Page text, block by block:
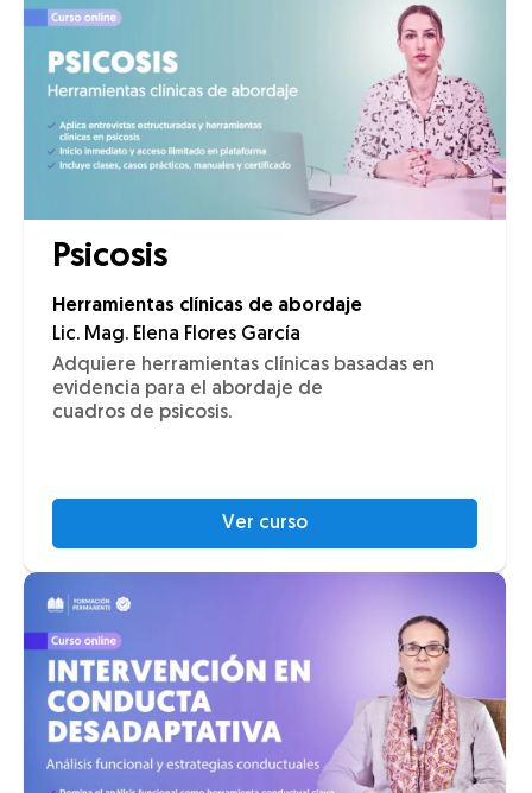
Psicosis
Herramientas clínicas de abordaje
Lic. Mag. Elena Flores García
Adquiere herramientas clínicas basadas en
evidencia para el abordaje de
cuadros de psicosis.
Ver curso